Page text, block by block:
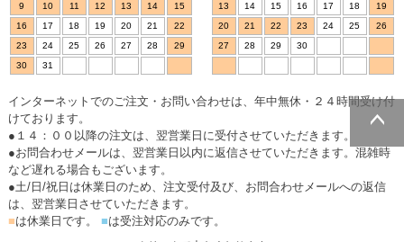
ページトッ
9
10 11 12 13 14
15
16
17 18 19 20 21
22
23
24 25 26 27 28
29
30
31
13
14 15 16 17 18
19
20
21 22 23 24 25
26
27
28 29 30
インターネットでのご注文・お問い合わせは、年中無休・２４時間受け付
けております。
●１４：００以降の注文は、翌営業日に受付させていただきます。
●お問合わせメールは、翌営業日以内に返信させていただきます。混雑時
など遅れる場合もございます。
●土/日/祝日は休業日のため、注文受付及び、お問合わせメールへの返信
は、翌営業日させていただきます。
■は休業日です。 ■は受注対応のみです。